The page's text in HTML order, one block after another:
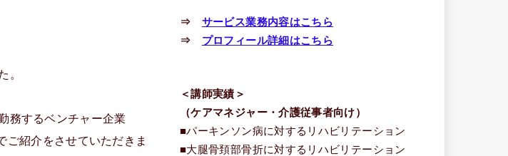
。
務するベンチャー企業
ご紹介をさせていただきま
⇒ サービス業務内容はこちら
⇒ プロフィール詳細はこちら
＜講師実績＞
（ケアマネジャー・介護従事者向け）
■パーキンソン病に対するリハビリテーション
■大腿骨頚部骨折に対するリハビリテーション